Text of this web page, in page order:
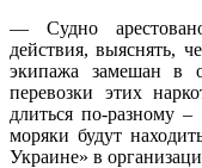
— Судно
действия, выяснять,
экипажа замешан в
перевозки этих
длиться по-разному
моряки будут
Украине» в